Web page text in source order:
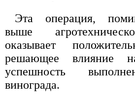
Эта операция,
выше
оказывает
решающее влияние
успешность
винограда.